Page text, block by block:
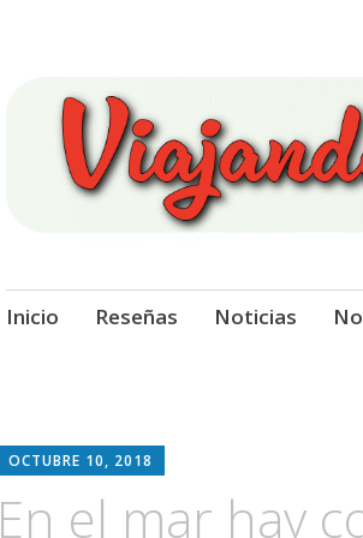
Viajando
Ir
Inicio Reseñas Noticias
OCTUBRE 10, 2018
En el mar hay